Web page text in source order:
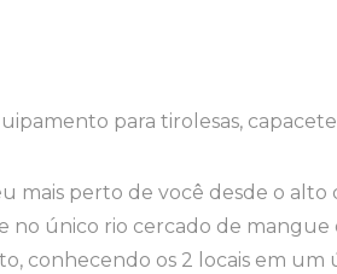
para tirolesas,
mais perto de você desde o
único rio cercado de mangue
conhecendo os 2 locais em um